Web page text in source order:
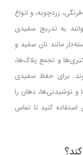
زردچوبه، و انواع
به تدریج سفیدی
مانند نان سفید و
و تجمع پلاک‌ها،
برای حفظ سفیدی
و نوشیدنی‌ها، دهان را
کنید تا تماس